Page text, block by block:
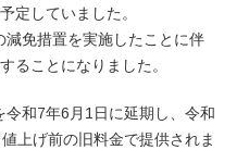
定していました。
減免措置を実施したことに伴
ることになりました。
和7年6月1日に延期し、令和
上げ前の旧料金で提供されま